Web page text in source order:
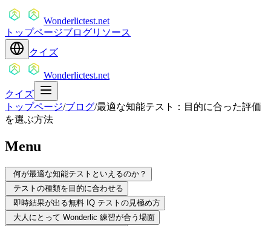
Wonderlictest.net
トップページブログリソース
クイズ
Wonderlictest.net
クイズ
トップページ/ブログ/最適な知能テスト：目的に合った評価
を選ぶ方法
Menu
何が最適な知能テストといえるのか？
テストの種類を目的に合わせる
即時結果が出る無料 IQ テストの見極め方
大人にとって Wonderlic 練習が合う場面